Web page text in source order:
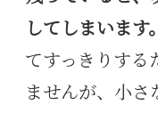
してしまいます。
てすっきりする
ませんが、小